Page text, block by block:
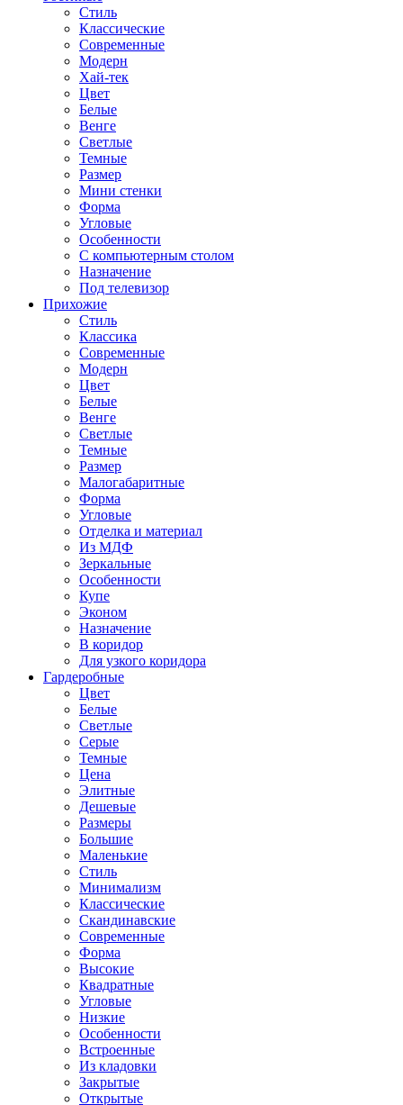
Стиль
Классические
Современные
Модерн
Хай-тек
Цвет
Белые
Венге
Светлые
Темные
Размер
Мини стенки
Форма
Угловые
Особенности
С компьютерным столом
Назначение
Под телевизор
Прихожие
Стиль
Классика
Современные
Модерн
Цвет
Белые
Венге
Светлые
Темные
Размер
Малогабаритные
Форма
Угловые
Отделка и материал
Из МДФ
Зеркальные
Особенности
Купе
Эконом
Назначение
В коридор
Для узкого коридора
Гардеробные
Цвет
Белые
Светлые
Серые
Темные
Цена
Элитные
Дешевые
Размеры
Большие
Маленькие
Стиль
Минимализм
Классические
Скандинавские
Современные
Форма
Высокие
Квадратные
Угловые
Низкие
Особенности
Встроенные
Из кладовки
Закрытые
Открытые